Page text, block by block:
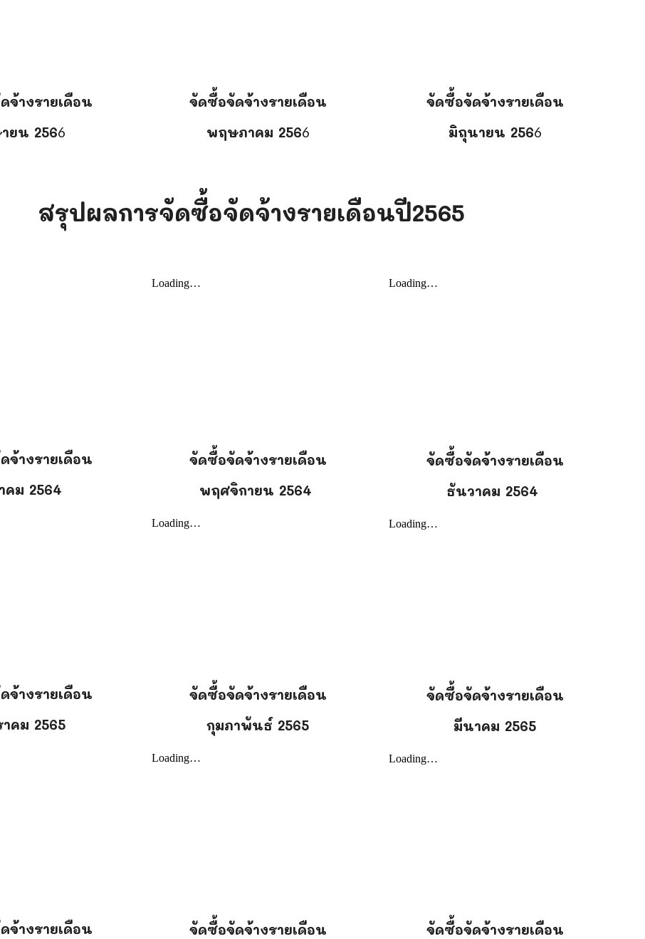
จ้างรายเดือน
ยน 2566
จัดซื้อจัดจ้างรายเดือน
พฤษภาคม 2566
จัดซื้อจัดจ้างรายเดือน
มิถุนายน 2566
สรุปผลการจัดซื้อจัดจ้างรายเดือนปี2565
จ้างรายเดือน
คม 2564
จ้างรายเดือน
คม 2565
จ้างรายเดือน
จัดซื้อจัดจ้างรายเดือน
พฤศจิกายน 2564
จัดซื้อจัดจ้างรายเดือน
กุมภาพันธ์ 2565
จัดซื้อจัดจ้างรายเดือน
จัดซื้อจัดจ้างรายเดือน
ธันวาคม 2564
จัดซื้อจัดจ้างรายเดือน
มีนาคม 2565
จัดซื้อจัดจ้างรายเดือน